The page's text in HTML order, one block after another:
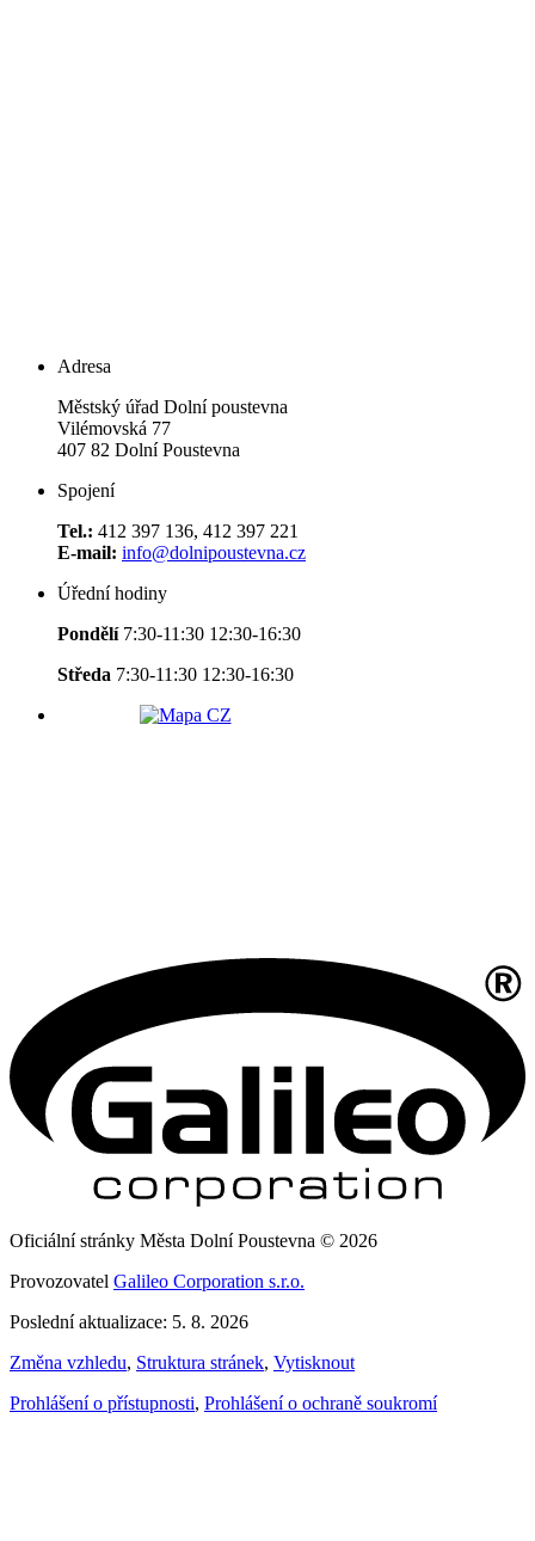
Adresa
Městský úřad Dolní poustevna
Vilémovská 77
407 82 Dolní Poustevna
Spojení
Tel.: 412 397 136, 412 397 221
E-mail: info@dolnipoustevna.cz
Úřední hodiny
Pondělí 7:30-11:30 12:30-16:30
Středa 7:30-11:30 12:30-16:30
Oficiální stránky Města Dolní Poustevna © 2026
Provozovatel Galileo Corporation s.r.o.
Poslední aktualizace: 5. 8. 2026
Změna vzhledu, Struktura stránek, Vytisknout
Prohlášení o přístupnosti, Prohlášení o ochraně soukromí